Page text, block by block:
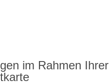
im Rahmen Ihrer